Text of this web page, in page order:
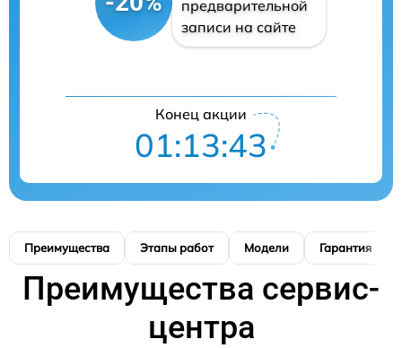
предварительной
записи на сайте
Конец акции
01:13:42
Преимущества Этапы работ Модели Гарантия
Преимущества сервис-
центра